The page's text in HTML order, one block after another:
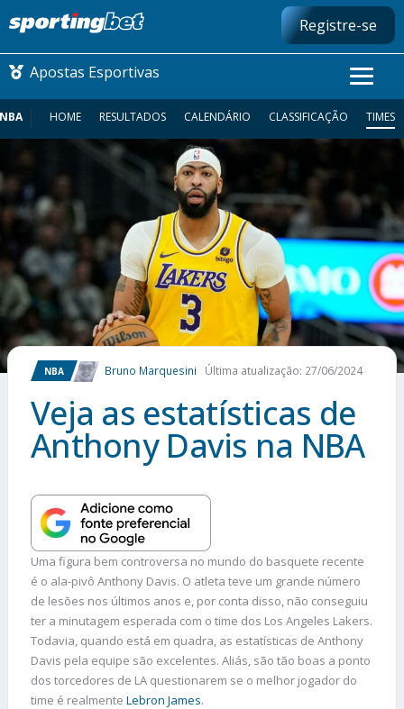
Registre-se
Apostas Esportivas
CONMEBOL LIBERTADORES
FUTEBOL NACIONAL
FUTEBOL INTERNACIONAL
COMO APOSTAR
MAIS ESPORTES
NBA HOME RESULTADOS CALENDÁRIO CLASSIFICAÇÃO TIMES
NBA Bruno Marquesini Última atualização: 27/06/2024
Veja as estatísticas de
Anthony Davis na NBA
Uma figura bem controversa no mundo do basquete recente
é o ala-pivô Anthony Davis. O atleta teve um grande número
de lesões nos últimos anos e, por conta disso, não conseguiu
ter a minutagem esperada com o time dos Los Angeles Lakers.
Todavia, quando está em quadra, as estatísticas de Anthony
Davis pela equipe são excelentes. Aliás, são tão boas a ponto
dos torcedores de LA questionarem se o melhor jogador do
time é realmente Lebron James.